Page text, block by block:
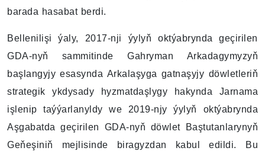
barada hasabat berdi.
Bellenilişi ýaly, 2017-nji ýylyň oktýabrynda geçirilen
GDA-nyň sammitinde Gahryman Arkadagymyzyň
başlangyjy esasynda Arkalaşyga gatnaşyjy döwletleriň
strategik ykdysady hyzmatdaşlygy hakynda Jarnama
işlenip taýýarlanyldy we 2019-njy ýylyň oktýabrynda
Aşgabatda geçirilen GDA-nyň döwlet Baştutanlarynyň
Geňeşiniň mejlisinde biragyzdan kabul edildi. Bu